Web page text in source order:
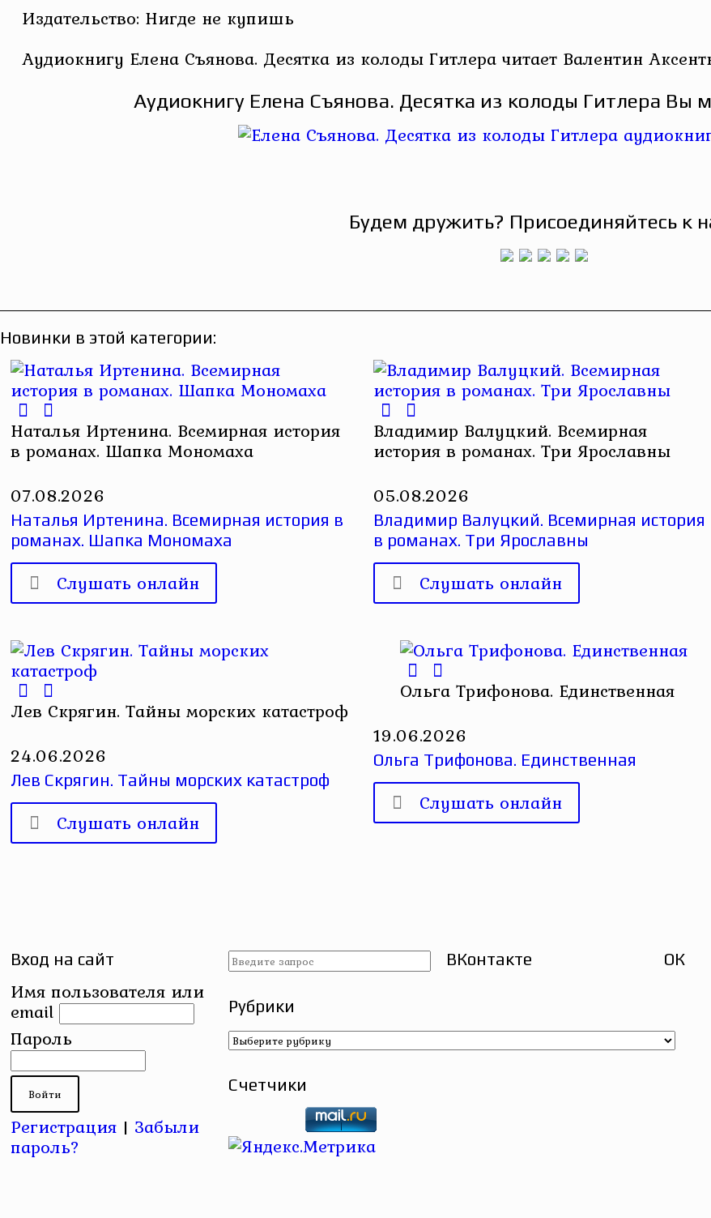
Издательство: Нигде не купишь
Аудиокнигу Елена Съянова. Десятка из колоды Гитлера читает Валентин
Аудиокнигу Елена Съянова. Десятка из колоды Гитлера Вы
Будем дружить? Присоединяйтесь к
Новинки в этой категории:
Наталья Иртенина. Всемирная история
в романах. Шапка Мономаха
07.08.2026
Наталья Иртенина. Всемирная история в
романах. Шапка Мономаха
Слушать онлайн
Владимир Валуцкий. Всемирная
история в романах. Три Ярославны
05.08.2026
Владимир Валуцкий. Всемирная история
в романах. Три Ярославны
Слушать онлайн
Лев Скрягин. Тайны морских катастроф
24.06.2026
Лев Скрягин. Тайны морских катастроф
Слушать онлайн
Ольга Трифонова. Единственная
19.06.2026
Ольга Трифонова. Единственная
Слушать онлайн
Вход на сайт
Имя пользователя или
email
Пароль
Регистрация | Забыли
пароль?
Рубрики
Рубрики
Счетчики
ВКонтакте ОК